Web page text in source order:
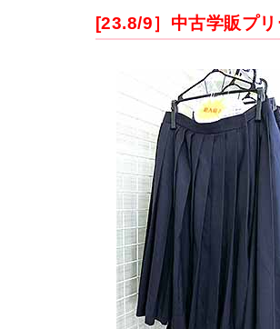
[23.8/9］中古学販プ